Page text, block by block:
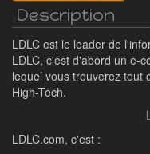
Description
LDLC est le leader de
LDLC, c'est d'abord un e-
lequel vous trouverez tout
High-Tech.
LDLC.com, c'est :